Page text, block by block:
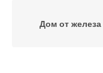
Дом от железа